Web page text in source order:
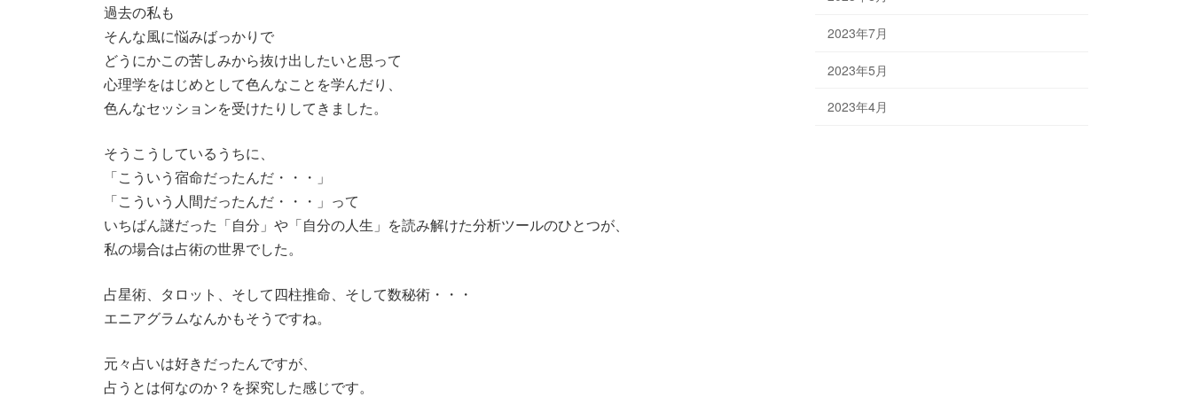
過去の私も
そんな風に悩みばっかりで
どうにかこの苦しみから抜け出したいと思って
心理学をはじめとして色んなことを学んだり、
色んなセッションを受けたりしてきました。
そうこうしているうちに、
「こういう宿命だったんだ・・・」
「こういう人間だったんだ・・・」って
いちばん謎だった「自分」や「自分の人生」を読み解けた分析ツールのひとつが、
私の場合は占術の世界でした。
占星術、タロット、そして四柱推命、そして数秘術・・・
エニアグラムなんかもそうですね。
元々占いは好きだったんですが、
占うとは何なのか？を探究した感じです。
2023年7月
2023年5月
2023年4月